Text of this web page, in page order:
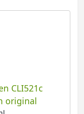
CLI521c
original